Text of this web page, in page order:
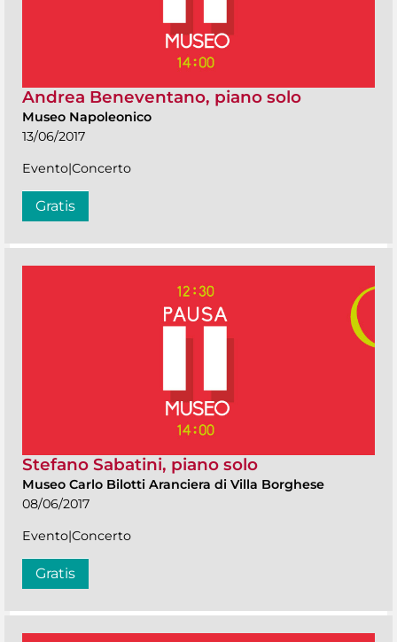
Andrea Beneventano, piano solo
Museo Napoleonico
13/06/2017
Evento|Concerto
Gratis
Stefano Sabatini, piano solo
Museo Carlo Bilotti Aranciera di Villa Borghese
08/06/2017
Evento|Concerto
Gratis